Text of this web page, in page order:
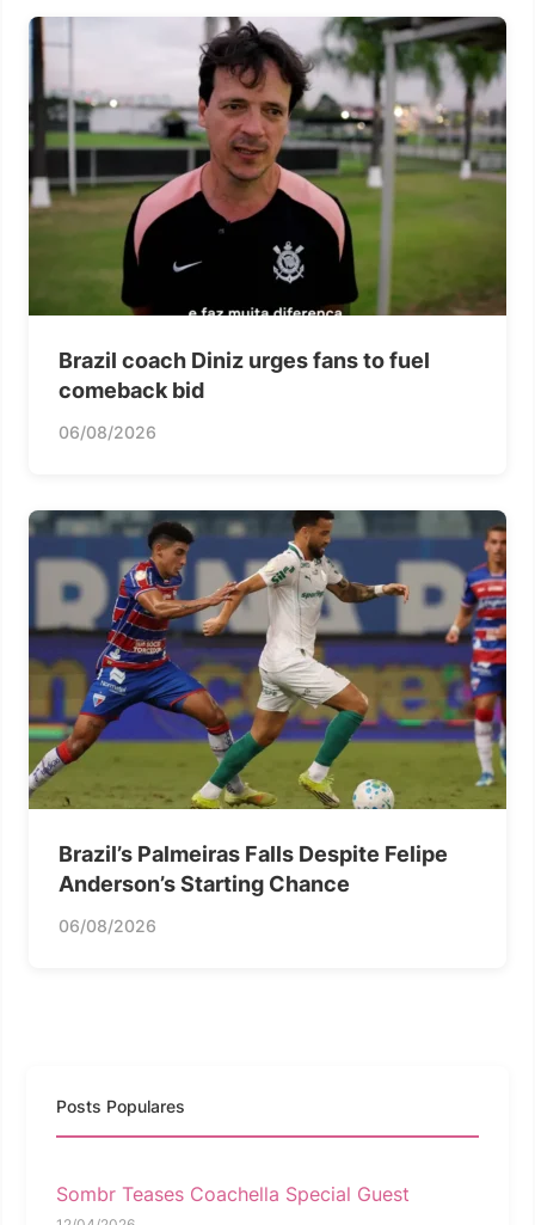
Brazil coach Diniz urges fans to fuel
comeback bid
06/08/2026
Brazil’s Palmeiras Falls Despite Felipe
Anderson’s Starting Chance
06/08/2026
Posts Populares
Sombr Teases Coachella Special Guest